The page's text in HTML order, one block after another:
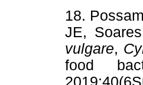
18.
JE,
vulgare,
food